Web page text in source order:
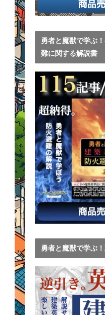
勇者と魔獣で学ぶ
難に関する解説書
勇者と魔獣で学ぶ